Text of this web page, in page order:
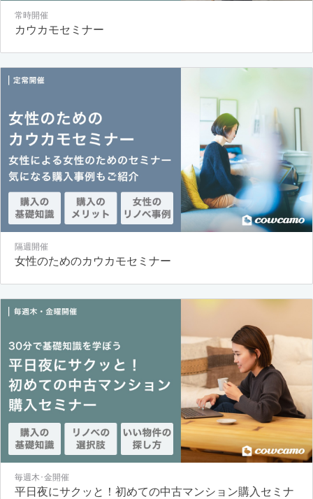
常時開催
カウカモセミナー
隔週開催
女性のためのカウカモセミナー
毎週木･金開催
平日夜にサクッと！初めての中古マンション購入セミナ